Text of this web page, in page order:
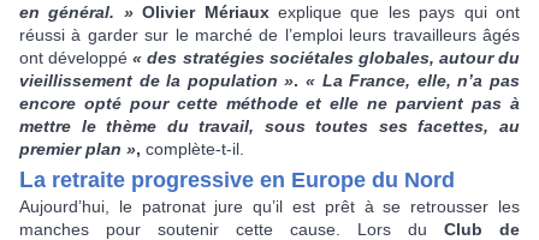
en général. » Olivier Mériauxexplique que les pays qui ont
réussi à garder sur le marché de l’emploi leurs travailleurs âgés
ont développé« des stratégies sociétales globales, autour du
vieillissement de la population ». « La France, elle, n’a pas
encore opté pour cette méthode et elle ne parvient pas à
mettre le thème du travail, sous toutes ses facettes, au
premier plan », complète-t-il.
La retraite progressive en Europe du Nord
Aujourd’hui, le patronat jure qu’il est prêt à se retrousser les
manches pour soutenir cette cause. Lors du Club de